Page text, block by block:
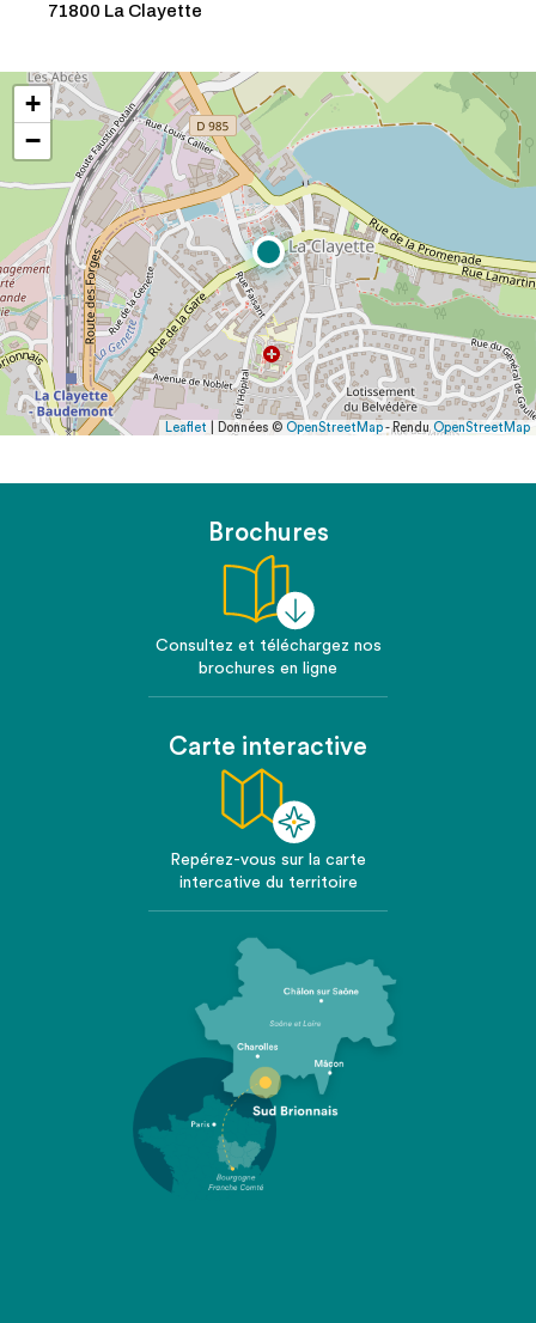
71800 La Clayette
+
−
Leaflet | Données © OpenStreetMap- RenduOpenStreetMap
Brochures
Consultez et téléchargez nos
brochures en ligne
Carte interactive
Repérez-vous sur la carte
intercative du territoire